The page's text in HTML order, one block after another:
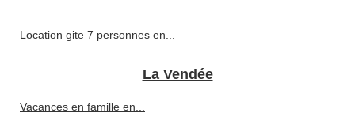
Location gite 7 personnes en...
La Vendée
Vacances en famille en...